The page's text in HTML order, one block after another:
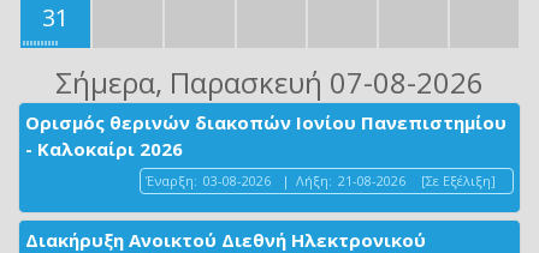
31
Σήμερα, Παρασκευή 07-08-2026
Ορισμός θερινών διακοπών Ιονίου Πανεπιστημίου
- Καλοκαίρι 2026
Έναρξη: 03-08-2026 | Λήξη: 21-08-2026 [Σε Εξέλιξη]
Διακήρυξη Ανοικτού Διεθνή Ηλεκτρονικού